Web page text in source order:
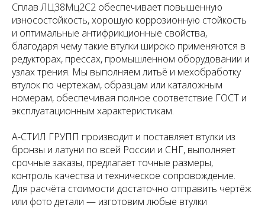
Сплав ЛЦ38Мц2С2 обеспечивает повышенную
износостойкость, хорошую коррозионную стойкость
и оптимальные антифрикционные свойства,
благодаря чему такие втулки широко применяются в
редукторах, прессах, промышленном оборудовании и
узлах трения. Мы выполняем литьё и мехобработку
втулок по чертежам, образцам или каталожным
номерам, обеспечивая полное соответствие ГОСТ и
эксплуатационным характеристикам.
А-СТИЛ ГРУПП производит и поставляет втулки из
бронзы и латуни по всей России и СНГ, выполняет
срочные заказы, предлагает точные размеры,
контроль качества и техническое сопровождение.
Для расчёта стоимости достаточно отправить чертёж
или фото детали — изготовим любые втулки